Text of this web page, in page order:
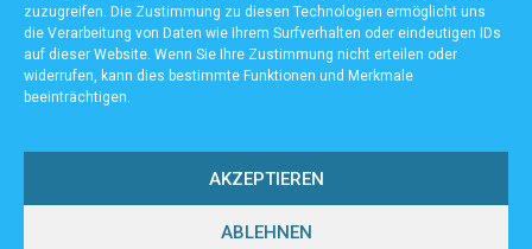
zuzugreifen. Die Zustimmung zu diesen Technologien ermöglicht uns
die Verarbeitung von Daten wie Ihrem Surfverhalten oder eindeutigen IDs
auf dieser Website. Wenn Sie Ihre Zustimmung nicht erteilen oder
widerrufen, kann dies bestimmte Funktionen und Merkmale
beeinträchtigen.
AKZEPTIEREN
ABLEHNEN